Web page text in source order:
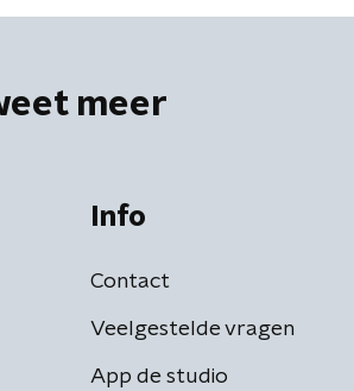
meer
Info
Contact
Veelgestelde vragen
App de studio